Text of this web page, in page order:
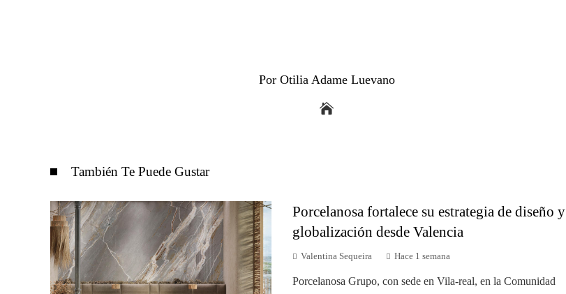
Por Otilia Adame Luevano
También Te Puede Gustar
Porcelanosa fortalece su estrategia de diseño y
globalización desde Valencia
Valentina Sequeira Hace 1 semana
Porcelanosa Grupo, con sede en Vila-real, en la Comunidad